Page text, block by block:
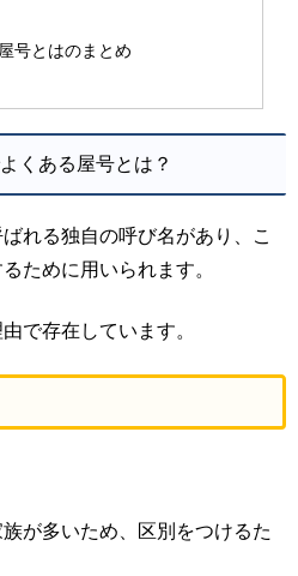
号とはのまとめ
くある屋号とは？
れる独自の呼び名があり、こ
ために用いられます。
で存在しています。
が多いため、区別をつけるた